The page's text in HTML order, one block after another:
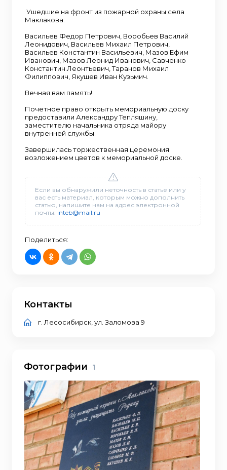
Ушедшие на фронт из пожарной охраны села
Маклакова:
Васильев Федор Петрович, Воробьев Василий
Леонидович, Васильев Михаил Петрович,
Васильев Константин Васильевич, Мазов Ефим
Иванович, Мазов Леонид Иванович, Савченко
Константин Леонтьевич, Таранов Михаил
Филиппович, Якушев Иван Кузьмич.
Вечная вам память!
Почетное право открыть мемориальную доску
предоставили Александру Тепляшину,
заместителю начальника отряда майору
внутренней службы.
Завершилась торжественная церемония
возложением цветов к мемориальной доске.
Если вы обнаружили неточность в статье или у
вас есть материал, которым можно дополнить
статью, напишите нам на адрес электронной
почты: inteb@mail.ru
Поделиться:
Контакты
г. Лесосибирск, ул. Заломова 9
Фотографии 1